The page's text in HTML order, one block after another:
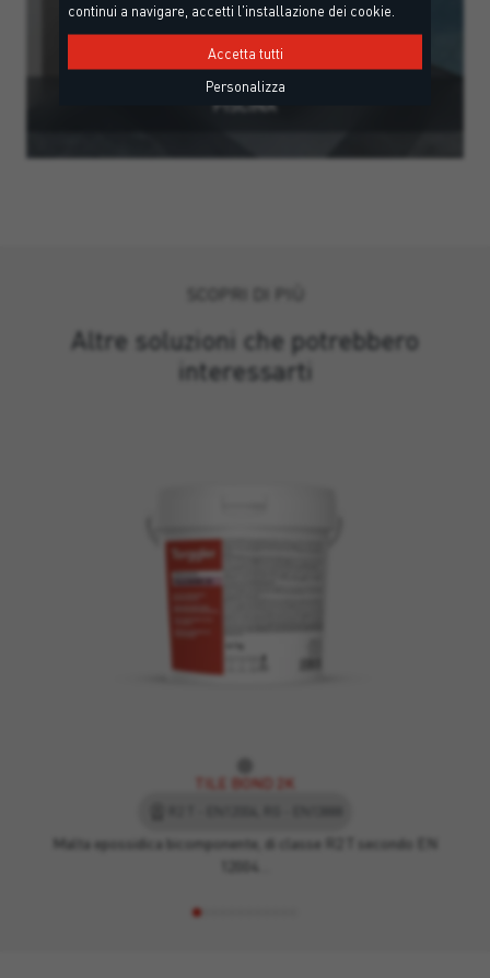
PISCINA
Altre soluzioni che potrebbero
interessarti
TILE BOND 2K
Malta epossidica bicomponente, di classe R2 T secondo EN
continui a navigare, accetti l'installazione dei cookie.
Accetta tutti
Personalizza